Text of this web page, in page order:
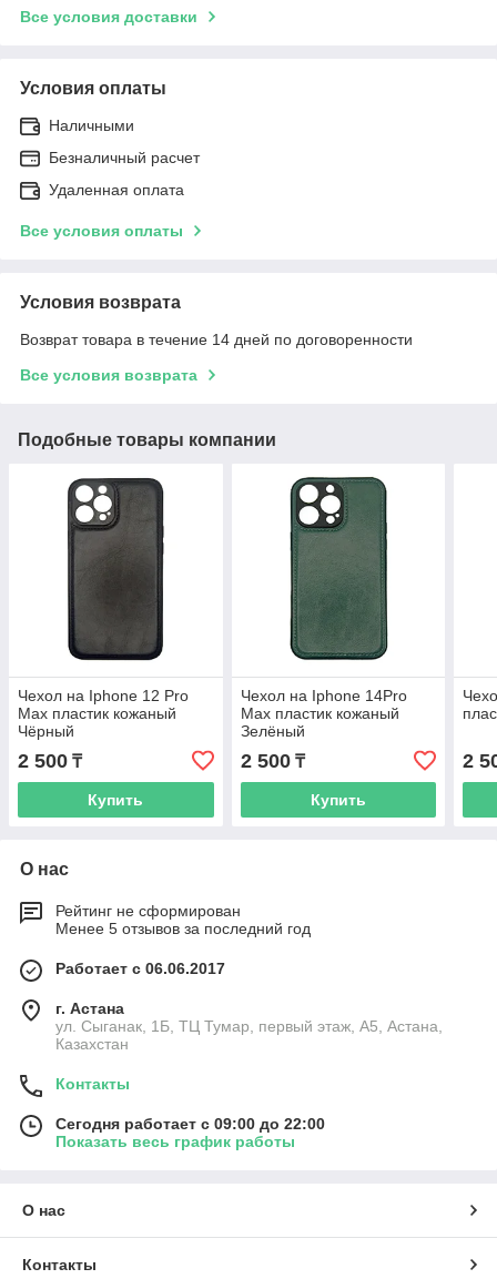
Все условия доставки
Условия оплаты
Наличными
Безналичный расчет
Удаленная оплата
Все условия оплаты
Условия возврата
Возврат товара в течение 14 дней по договоренности
Все условия возврата
Подобные товары компании
Чехол на Iphone 12 Pro
Max пластик кожаный
Чёрный
2 500 ₸
Купить
Чехол на Iphone 14Pro
Max пластик кожаный
Зелёный
2 500₸
Купить
2
О нас
Рейтинг не сформирован
Менее 5 отзывов за последний год
Работает с 06.06.2017
г. Астана
ул. Сыганак, 1Б, ТЦ Тумар, первый этаж, А5, Астана,
Казахстан
Контакты
Сегодня работает с 09:00 до 22:00
Показать весь график работы
О нас
Контакты